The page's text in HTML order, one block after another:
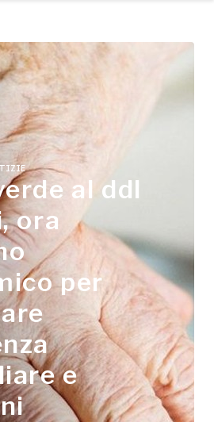
al ddl
ora
per
e